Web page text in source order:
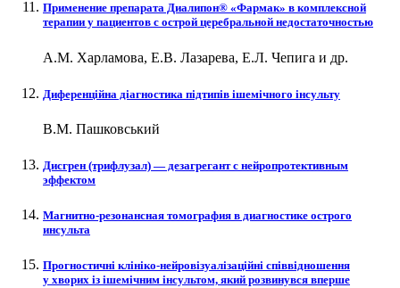
Применение препарата Диалипон® «Фармак» в комплексной
терапии у пациентов с острой церебральной недостаточностью
А.М. Харламова, Е.В. Лазарева, Е.Л. Чепига и др.
Диференційна діагностика підтипів ішемічного інсульту
В.М. Пашковський
Дисгрен (трифлузал) — дезагрегант с нейропротективным
эффектом
Магнитно-резонансная томография в диагностике острого
инсульта
Прогностичні клініко-нейровізуалізаційні співвідношення
у хворих із ішемічним інсультом, який розвинувся вперше